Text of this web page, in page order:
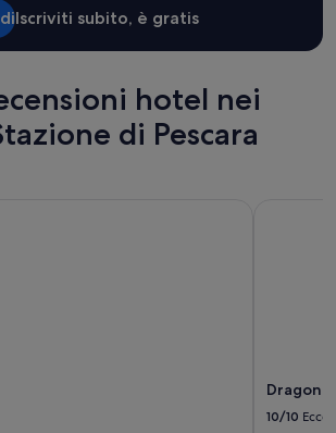
Iscriviti subito, è gratis
hotel nei
di Pescara
10/10